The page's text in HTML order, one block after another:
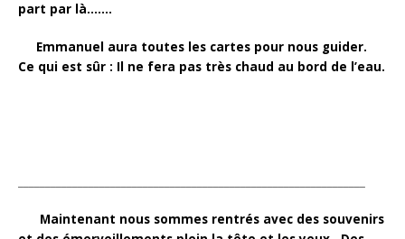
part par là…….
Emmanuel aura toutes les cartes pour nous guider.
Ce qui est sûr : Il ne fera pas très chaud au bord de l’eau.
Maintenant nous sommes rentrés avec des souvenirs